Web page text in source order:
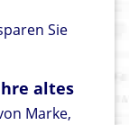
Sie
altes
Marke,